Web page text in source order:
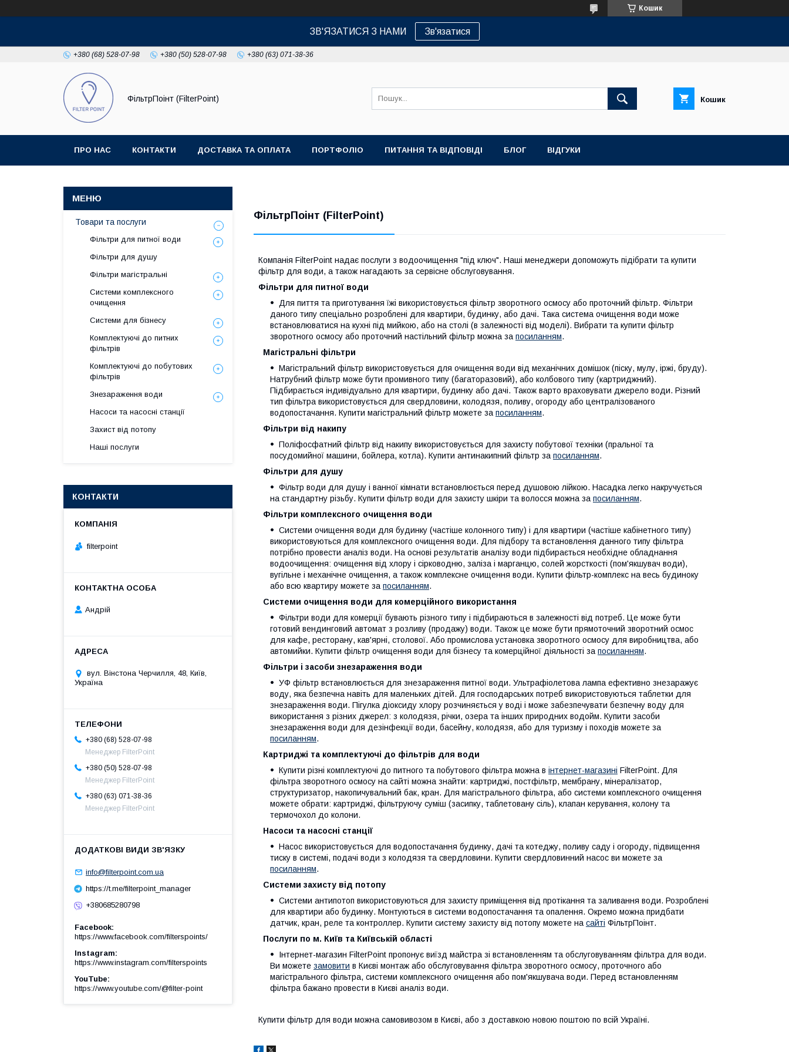
Кошик
ЗВ'ЯЗАТИСЯ З НАМИ Зв'язатися
+380 (68) 528-07-98 +380 (50) 528-07-98 +380 (63) 071-38-36
ФільтрПоінт (FilterPoint) Кошик
ПРО НАС КОНТАКТИ ДОСТАВКА ТА ОПЛАТА ПОРТФОЛІО ПИТАННЯ ТА ВІДПОВІДІ БЛОГ ВІДГУКИ
ФільтрПоінт (FilterPoint)
Компанія FilterPoint надає послуги з водоочищення "під ключ". Наші менеджери допоможуть підібрати та купити
фільтр для води, а також нагадають за сервісне обслуговування.
Фільтри для питної води
Для пиття та приготування їжі використовується фільтр зворотного осмосу або проточний фільтр. Фільтри
даного типу спеціально розроблені для квартири, будинку, або дачі. Така система очищення води може
встановлюватися на кухні під мийкою, або на столі (в залежності від моделі). Вибрати та купити фільтр
зворотного осмосу або проточний настільний фільтр можна за посиланням.
Магістральні фільтри
Магістральний фільтр використовується для очищення води від механічних домішок (піску, мулу, іржі, бруду).
Натрубний фільтр може бути промивного типу (багаторазовий), або колбового типу (картриджний).
Підбирається індивідуально для квартири, будинку або дачі. Також варто враховувати джерело води. Різний
тип фільтра використовується для свердловини, колодязя, поливу, огороду або централізованого
водопостачання. Купити магістральний фільтр можете за посиланням.
Фільтри від накипу
Поліфосфатний фільтр від накипу використовується для захисту побутової техніки (пральної та
посудомийної машини, бойлера, котла). Купити антинакипний фільтр за посиланням.
Фільтри для душу
Фільтр води для душу і ванної кімнати встановлюється перед душовою лійкою. Насадка легко накручується
на стандартну різьбу. Купити фільтр води для захисту шкіри та волосся можна за посиланням.
Фільтри комплексного очищення води
Системи очищення води для будинку (частіше колонного типу) і для квартири (частіше кабінетного типу)
використовуються для комплексного очищення води. Для підбору та встановлення данного типу фільтра
потрібно провести аналіз води. На основі результатів аналізу води підбирається необхідне обладнання
водоочищення: очищення від хлору і сірководню, заліза і марганцю, солей жорсткості (пом'якшувач води),
вугільне і механічне очищення, а також комплексне очищення води. Купити фільтр-комплекс на весь будиноку
або всю квартиру можете за посиланням.
Системи очищення води для комерційного використання
Фільтри води для комерції бувають різного типу і підбираються в залежності від потреб. Це може бути
готовий вендинговий автомат з розливу (продажу) води. Також це може бути прямоточний зворотний осмос
для кафе, ресторану, кав'ярні, столової. Або промислова установка зворотного осмосу для виробництва, або
автомийки. Купити фільтр очищення води для бізнесу та комерційної діяльності за посиланням.
Фільтри і засоби знезараження води
УФ фільтр встановлюється для знезараження питної води. Ультрафіолетова лампа ефективно знезаражує
воду, яка безпечна навіть для маленьких дітей. Для господарських потреб використовуються таблетки для
знезараження води. Пігулка діоксиду хлору розчиняється у воді і може забезпечувати безпечну воду для
використання з різних джерел: з колодязя, річки, озера та інших природних водойм. Купити засоби
знезараження води для дезінфекції води, басейну, колодязя, або для туризму і походів можете за
посиланням.
Картриджі та комплектуючі до фільтрів для води
Купити різні комплектуючі до питного та побутового фільтра можна в інтернет-магазині FilterPoint. Для
фільтра зворотного осмосу на сайті можна знайти: картриджі, постфільтр, мембрану, мінералізатор,
структуризатор, накопичувальний бак, кран. Для магістрального фільтра, або системи комплексного очищення
можете обрати: картриджі, фільтруючу суміш (засипку, таблетовану сіль), клапан керування, колону та
термочохол до колони.
Насоси та насосні станції
Насос використовується для водопостачання будинку, дачі та котеджу, поливу саду і огороду, підвищення
тиску в системі, подачі води з колодязя та свердловини. Купити свердловинний насос ви можете за
посиланням.
Системи захисту від потопу
Системи антипотоп використовуються для захисту приміщення від протікання та заливання води. Розроблені
для квартири або будинку. Монтуються в системи водопостачання та опалення. Окремо можна придбати
датчик, кран, реле та контроллер. Купити систему захисту від потопу можете на сайті ФільтрПоінт.
Послуги по м. Київ та Київській області
Інтернет-магазин FilterPoint пропонує виїзд майстра зі встановленням та обслуговуванням фільтра для води.
Ви можете замовити в Києві монтаж або обслуговування фільтра зворотного осмосу, проточного або
магістрального фільтра, системи комплексного очищення або пом'якшувача води. Перед встановленням
фільтра бажано провести в Києві аналіз води.
Купити фільтр для води можна самовивозом в Києві, або з доставкою новою поштою по всій Україні.
Товари та послуги
Фільтри для питної води
Фільтри для душу
Фільтри магістральні
Системи комплексного
очищення
Системи для бізнесу
Комплектуючі до питних
фільтрів
Комплектуючі до побутових
фільтрів
Знезараження води
Насоси та насосні станції
Захист від потопу
Наші послуги
КОНТАКТИ
filterpoint
Андрій
вул. Вінстона Черчилля, 48, Київ,
Україна
+380 (68) 528-07-98
Менеджер FilterPoint
+380 (50) 528-07-98
Менеджер FilterPoint
+380 (63) 071-38-36
Менеджер FilterPoint
info@filterpoint.com.ua
https://t.me/filterpoint_manager
+380685280798
Facebook
https://www.facebook.com/filterspoints/
Instagram
https://www.instagram.com/filterspoints
YouTube
https://www.youtube.com/@filter-point